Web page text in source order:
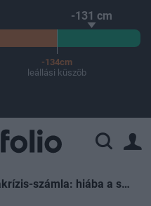
-131 cm
-134cm
leállási küszöb
Megjött az energiakrízis-számla: hiába a spórolás, súlyos forintokat éget el az ország esténként